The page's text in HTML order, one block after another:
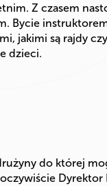
Z czasem
Bycie
jakimi są rajdy
dzieci.
do której
Dyrektor